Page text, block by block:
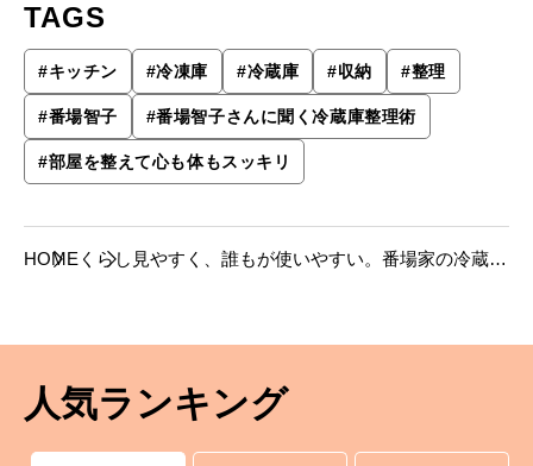
TAGS
#キッチン #冷凍庫 #冷蔵庫 #収納 #整理
#番場智子 #番場智子さんに聞く冷蔵庫整理術
#部屋を整えて心も体もスッキリ
HOME くらし 見やすく、誰もが使いやすい。番場家の冷蔵
人気ランキング